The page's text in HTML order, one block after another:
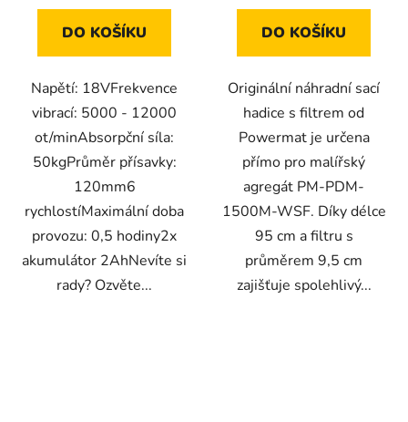
DO KOŠÍKU
Napětí: 18VFrekvence
vibrací: 5000 - 12000
ot/minAbsorpční síla:
50kgPrůměr přísavky:
120mm6
rychlostíMaximální doba
provozu: 0,5 hodiny2x
akumulátor 2AhNevíte si
rady? Ozvěte...
DO KOŠÍKU
Originální náhradní sací
hadice s filtrem od
Powermat je určena
přímo pro malířský
agregát PM-PDM-
1500M-WSF. Díky délce
95 cm a filtru s
průměrem 9,5 cm
zajišťuje spolehlivý...